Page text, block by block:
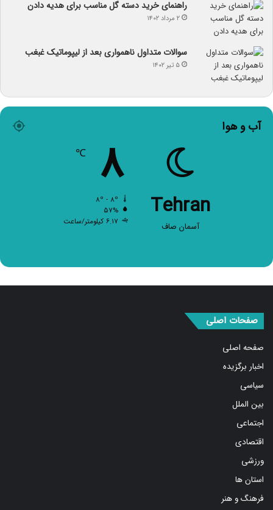
راهنمای خرید دسته گل مناسب برای هدیه دادن
۲ مرداد ۱۴۰۲
سوالات متداول ناهمواری بعد از لیپوماتیک غبغب
۵ تیر ۱۴۰۲
آب و هوا
Tehran
آسمان صاف
۸ ℃
۵۷%
۶.۱۷ کیلومتر/ساعت
صفحات اصلی
صفحه اصلی
اخبار برگزیده
سیاسی
بین الملل
اجتماعی
اقتصادی
ورزشی
استان ها
فرهنگ و هنر